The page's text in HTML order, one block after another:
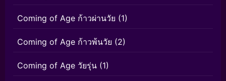
Coming of Age ก้าวผ่านวัย (1)
Coming of Age ก้าวพ้นวัย (2)
Coming of Age วัยรุ่น (1)